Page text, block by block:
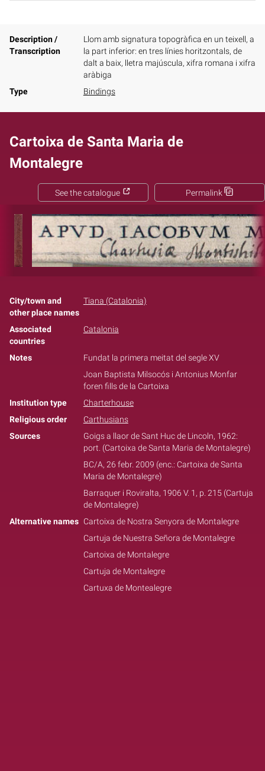
Description /
Transcription
Llom amb signatura topogràfica en un teixell, a
la part inferior: en tres línies horitzontals, de
dalt a baix, lletra majúscula, xifra romana i xifra
aràbiga
Type
Bindings
Cartoixa de Santa Maria de
Montalegre
Permalink
See the catalogue
City/town and
other place names
Tiana (Catalonia)
Associated
countries
Catalonia
Notes
Fundat la primera meitat del segle XV
Joan Baptista Milsocós i Antonius Monfar
foren fills de la Cartoixa
Institution type
Charterhouse
Religious order
Carthusians
Sources
Goigs a llaor de Sant Huc de Lincoln, 1962:
port. (Cartoixa de Santa Maria de Montalegre)
BC/A, 26 febr. 2009 (enc.: Cartoixa de Santa
Maria de Montalegre)
Barraquer i Roviralta, 1906 V. 1, p. 215 (Cartuja
de Montalegre)
Alternative names Cartoixa de Nostra Senyora de Montalegre
Cartuja de Nuestra Señora de Montalegre
Cartoixa de Montalegre
Cartuja de Montalegre
Cartuxa de Montealegre